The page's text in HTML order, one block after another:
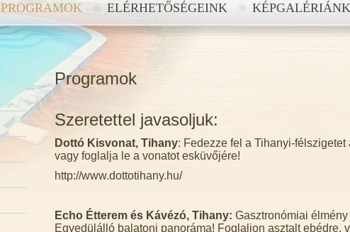
PROGRAMOK ELÉRHETŐSÉGEINK
KÉPGALÉRIÁNK
Programok
Szeretettel javasoljuk:
Dottó Kisvonat, Tihany: Fedezze fel a Tihanyi-félszigetet
vagy foglalja le a vonatot esküvőjére!
http://www.dottotihany.hu/
Echo Étterem és Kávézó, Tihany:Gasztronómiai
Egyedülálló balatoni panoráma! Foglaljon asztalt ebédre,